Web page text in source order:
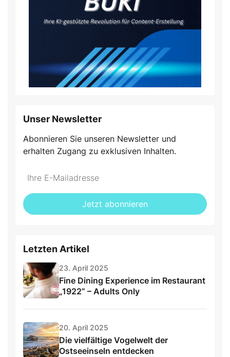
Unser Newsletter
Abonnieren Sie unseren Newsletter und
erhalten Zugang zu exklusiven Inhalten.
Do
fill
this
*Ihre
Mailadresse:
Jetzt abonnieren
Letzten Artikel
23. April 2025
Fine Dining Experience im Restaurant
„1922“ – Adults Only
20. April 2025
Die vielfältige Vogelwelt der
Ostseeinseln entdecken